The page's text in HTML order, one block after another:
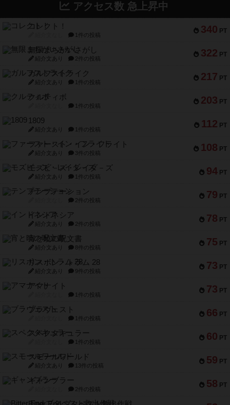
アクセス数 急上昇中
340 PT
コレクト！
1件の投稿
322 PT
無限まちがいさがし
紹介文あり 2件の投稿
217 PT
ガルフストライク
紹介文あり 1件の投稿
203 PT
クルティボ
1件の投稿
112 PT
1809
紹介文あり 1件の投稿
108 PT
ファースト・イン・フライト
紹介文あり 3件の投稿
94 PT
モズビ－ズ・レイダ－ズ
紹介文あり 1件の投稿
79 PT
テンプテーション
2件の投稿
78 PT
インドネシア
紹介文あり 2件の投稿
75 PT
宵と暁の呪文書
紹介文あり 8件の投稿
73 PT
リスボン・トラム 28
紹介文あり 9件の投稿
73 PT
アマナイト
1件の投稿
66 PT
ブラヴェスト
1件の投稿
60 PT
スペクタキュラー
1件の投稿
59 PT
スモールワールド
紹介文あり 13件の投稿
58 PT
ギャンブラー
2件の投稿